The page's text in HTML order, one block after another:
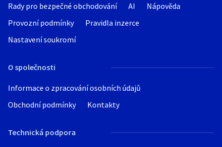
Rady pro bezpečné obchodování
AI
Nápověda
Provozní podmínky
Pravidla inzerce
Nastavení soukromí
O společnosti
Informace o zpracování osobních údajů
Obchodní podmínky
Kontakty
Technická podpora